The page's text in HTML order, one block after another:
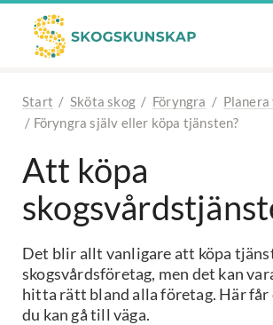
Start / Sköta skog / Föryngra /
/ Föryngra själv eller köpa tjänsten?
Att köpa
Det blir allt vanligare att köpa
skogsvårdsföretag, men det kan
hitta rätt bland alla företag. Här får
du kan gå till väga.